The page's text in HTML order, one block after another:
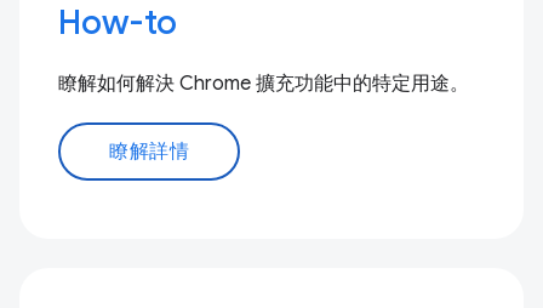
How-to
瞭解如何解決 Chrome 擴充功能中的特定用途。
瞭解詳情